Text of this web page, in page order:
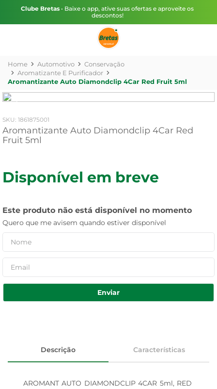
Clube Bretas • Baixe o app, ative suas ofertas e aproveite os
descontos!
Automotivo
Conservação
Aromatizante E Purificador
Aromantizante Auto Diamondclip 4Car Red Fruit 5ml
: 1861875001
Aromantizante Auto Diamondclip 4Car Red
Fruit 5ml
Disponível em breve
Este produto não está disponível no momento
Quero que me avisem quando estiver disponível
Enviar
Descrição Características
AROMANT AUTO DIAMONDCLIP 4CAR 5ml, RED